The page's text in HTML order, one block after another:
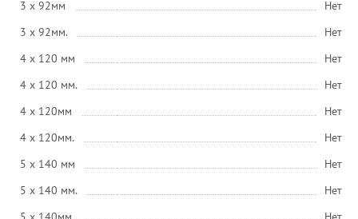
3 x 92мм
Нет
3 x 92мм.
Нет
4 x 120 мм
Нет
4 x 120 мм.
Нет
4 x 120мм
Нет
4 x 120мм.
Нет
5 x 140 мм
Нет
5 x 140 мм.
Нет